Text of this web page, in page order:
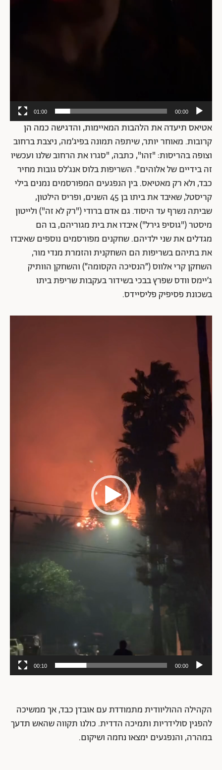
00:00
01:00
אטיאס תיעדה את הלהבות המאיימות, והדגישה כמה הן
קרובות. מאוחר יותר, שיתפה תמונה בפיג’מה, ניצבת ברחוב
וצופה בהריסות: "זהו", כתבה, "סגרו את הרחוב שלנו ועכשיו
זה בידיים של אלוהים". השריפות בלוס אנג’לס גובות מחיר
כבד, ולא רק מאטיאס. בין הנפגעים המפורסמים נמנים בילי
קריסטל, שאיבד את ביתו בן 45 השנים, ופריס הילטון,
שביתה נשרף עד היסוד. גם אדם ברודי ("רק לא זה") ולייטון
מיסטר ("גוסיפ גירל") איבדו את בית מגוריהם, בו הם
מגדלים את שני ילדיהם. שחקנים מפורסמים נוספים שאיבדו
את בתיהם בשריפות הם השחקנית והזמרת מנדי מור,
השחקן קרי אלווס (״הנסיכה הקסומה״) והשחקן הוותיק
ג׳יימס וודס שפרץ בבכי בשידור בעקבות שריפת ביתו
בשכונת פסיפיק פליסיידס.
וידאו
00:00
00:10
הקהילה ההוליוודית מתמודדת עם אובדן כבד, אך ממשיכה
להפגין סולידריות ותמיכה הדדית. כולנו תקווה שהאש תדעך
במהרה, והנפגעים ימצאו נחמה ושיקום.